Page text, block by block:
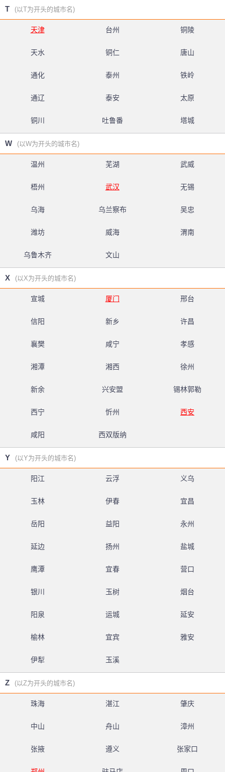
T (以T为开头的城市名)
天津 台州 铜陵
天水 铜仁 唐山
通化 泰州 铁岭
通辽 泰安 太原
铜川 吐鲁番 塔城
W (以W为开头的城市名)
温州 芜湖 武威
梧州 武汉 无锡
乌海 乌兰察布 吴忠
潍坊 威海 渭南
乌鲁木齐 文山
X (以X为开头的城市名)
宣城 厦门 邢台
信阳 新乡 许昌
襄樊 咸宁 孝感
湘潭 湘西 徐州
新余 兴安盟 锡林郭勒
西宁 忻州 西安
咸阳 西双版纳
Y (以Y为开头的城市名)
阳江 云浮 义乌
玉林 伊春 宜昌
岳阳 益阳 永州
延边 扬州 盐城
鹰潭 宜春 营口
银川 玉树 烟台
阳泉 运城 延安
榆林 宜宾 雅安
伊犁 玉溪
Z (以Z为开头的城市名)
珠海 湛江 肇庆
中山 舟山 漳州
张掖 遵义 张家口